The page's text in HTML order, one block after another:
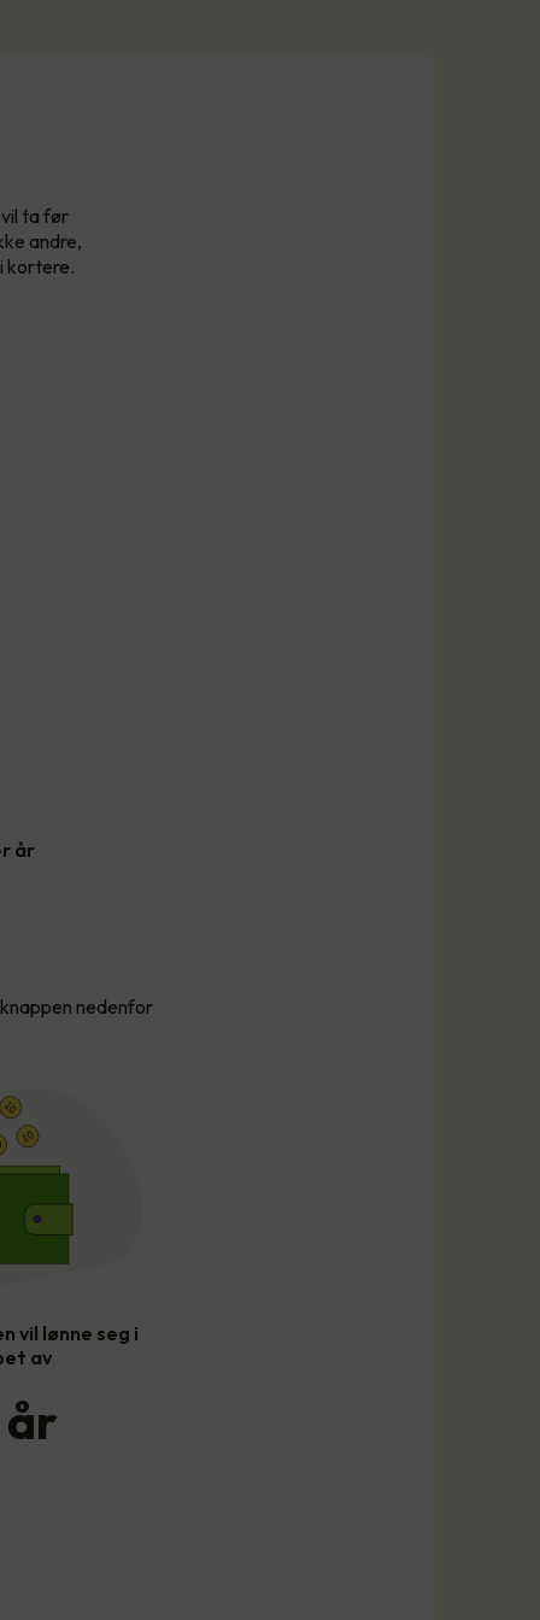
ta før
andre,
kortere.
år
nedenfor
vil lønne seg i
av